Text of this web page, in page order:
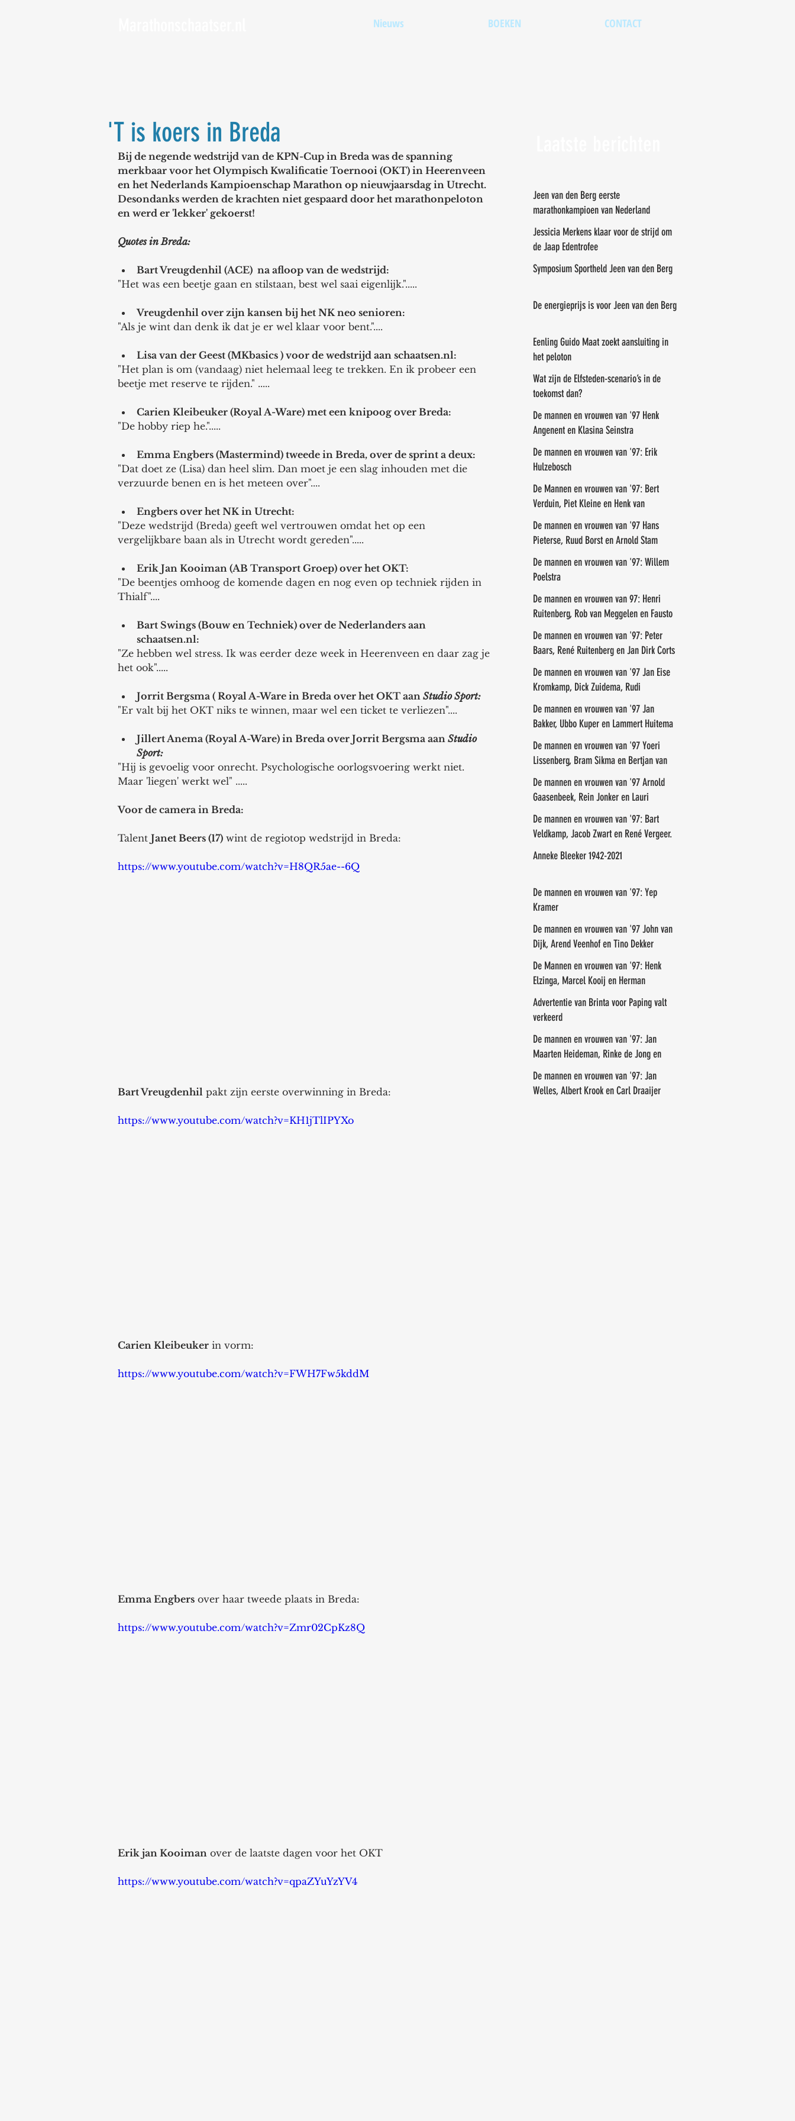
Nieuws BOEKEN CONTACT
'T is koers in Breda
Bij de negende wedstrijd van de KPN-Cup in Breda was de spanning
merkbaar voor het Olympisch Kwalificatie Toernooi (OKT) in Heerenveen
en het Nederlands Kampioenschap Marathon op nieuwjaarsdag in Utrecht.
Desondanks werden de krachten niet gespaard door het marathonpeloton
en werd er 'lekker' gekoerst!
Quotes in Breda:
Bart Vreugdenhil (ACE)  na afloop van de wedstrijd:
"Het was een beetje gaan en stilstaan, best wel saai eigenlijk.".....
Vreugdenhil over zijn kansen bij het NK neo senioren:
"Als je wint dan denk ik dat je er wel klaar voor bent."....
Lisa van der Geest (MKbasics ) voor de wedstrijd aan schaatsen.nl:
"Het plan is om (vandaag) niet helemaal leeg te trekken. En ik probeer een
beetje met reserve te rijden." .....
Carien Kleibeuker (Royal A-Ware) met een knipoog over Breda:
"De hobby riep he.".....
Emma Engbers (Mastermind) tweede in Breda, over de sprint a deux:
"Dat doet ze (Lisa) dan heel slim. Dan moet je een slag inhouden met die
verzuurde benen en is het meteen over"....
Engbers over het NK in Utrecht:
"Deze wedstrijd (Breda) geeft wel vertrouwen omdat het op een
vergelijkbare baan als in Utrecht wordt gereden".....
Erik Jan Kooiman (AB Transport Groep) over het OKT:
"De beentjes omhoog de komende dagen en nog even op techniek rijden in
Thialf"....
Bart Swings (Bouw en Techniek) over de Nederlanders aan
schaatsen.nl:
"Ze hebben wel stress. Ik was eerder deze week in Heerenveen en daar zag je
het ook".....
Jorrit Bergsma ( Royal A-Ware in Breda over het OKT aan Studio Sport:
"Er valt bij het OKT niks te winnen, maar wel een ticket te verliezen"....
Jillert Anema (Royal A-Ware) in Breda over Jorrit Bergsma aan Studio
Sport:
"Hij is gevoelig voor onrecht. Psychologische oorlogsvoering werkt niet.
Maar 'liegen' werkt wel" .....
Voor de camera in Breda:
Talent Janet Beers (17) wint de regiotop wedstrijd in Breda:
https://www.youtube.com/watch?v=H8QR5ae--6Q
Bart Vreugdenhil pakt zijn eerste overwinning in Breda:
https://www.youtube.com/watch?v=KH1jTlIPYXo
Carien Kleibeuker in vorm:
https://www.youtube.com/watch?v=FWH7Fw5kddM
Emma Engbers over haar tweede plaats in Breda:
https://www.youtube.com/watch?v=Zmr02CpKz8Q
Erik jan Kooiman over de laatste dagen voor het OKT
https://www.youtube.com/watch?v=qpaZYuYzYV4
Jeen van den Berg eerste
marathonkampioen van Nederland
Jessicia Merkens klaar voor de strijd om
de Jaap Edentrofee
Symposium Sportheld Jeen van den Berg
De energieprijs is voor Jeen van den Berg
Eenling Guido Maat zoekt aansluiting in
het peloton
Wat zijn de Elfsteden-scenario’s in de
toekomst dan?
De mannen en vrouwen van '97 Henk
Angenent en Klasina Seinstra
De mannen en vrouwen van '97: Erik
Hulzebosch
De Mannen en vrouwen van '97: Bert
Verduin, Piet Kleine en Henk van
Benthem
De mannen en vrouwen van '97 Hans
Pieterse, Ruud Borst en Arnold Stam
De mannen en vrouwen van '97: Willem
Poelstra
De mannen en vrouwen van 97: Henri
Ruitenberg, Rob van Meggelen en Fausto
de Marreiros
De mannen en vrouwen van '97: Peter
Baars, René Ruitenberg en Jan Dirk Corts
De mannen en vrouwen van '97 Jan Eise
Kromkamp, Dick Zuidema, Rudi
Groenendal
De mannen en vrouwen van '97 Jan
Bakker, Ubbo Kuper en Lammert Huitema
De mannen en vrouwen van '97 Yoeri
Lissenberg, Bram Sikma en Bertjan van
der Veen
De mannen en vrouwen van '97 Arnold
Gaasenbeek, Rein Jonker en Lauri
Paalasmaa
De mannen en vrouwen van '97: Bart
Veldkamp, Jacob Zwart en René Vergeer.
Anneke Bleeker 1942-2021
De mannen en vrouwen van '97: Yep
Kramer
De mannen en vrouwen van '97 John van
Dijk, Arend Veenhof en Tino Dekker
De Mannen en vrouwen van '97: Henk
Elzinga, Marcel Kooij en Herman
Veneman
Advertentie van Brinta voor Paping valt
verkeerd
De mannen en vrouwen van '97: Jan
Maarten Heideman, Rinke de Jong en
Erwin Tiemens
De mannen en vrouwen van '97: Jan
Welles, Albert Krook en Carl Draaijer